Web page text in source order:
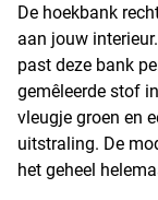
De hoekbank
aan jouw
past deze bank
gemêleerde stof
vleugje groen en
uitstraling. De
het geheel